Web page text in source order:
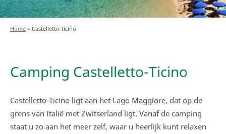
Home » Castelletto-ticino
Camping Castelletto-Ticino
Castelletto-Ticino ligt aan het Lago Maggiore, dat op de
grens van Italië met Zwitserland ligt. Vanaf de camping
staat u zo aan het meer zelf, waar u heerlijk kunt relaxen